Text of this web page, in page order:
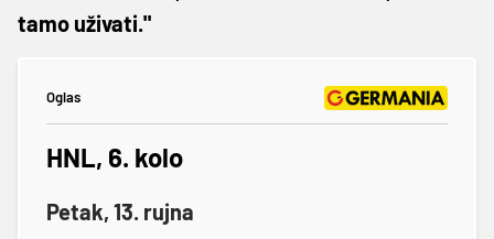
tamo uživati."
Oglas
HNL, 6. kolo
Petak, 13. rujna